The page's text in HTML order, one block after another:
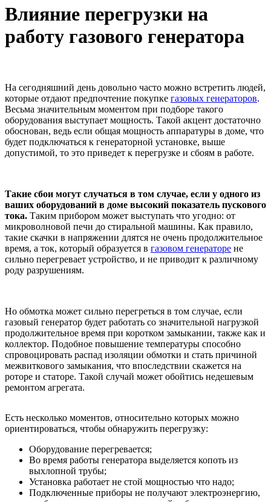
Влияние перегрузки на
работу газового генератора
На сегодняшний день довольно часто можно встретить людей,
которые отдают предпочтение покупке газовых генераторов.
Весьма значительным моментом при подборе такого
оборудования выступает мощность. Такой акцент достаточно
обоснован, ведь если общая мощность аппаратуры в доме, что
будет подключаться к генераторной установке, выше
допустимой, то это приведет к перегрузке и сбоям в работе.
Такие сбои могут случаться в том случае, если у одного из
ваших оборудований в доме высокий показатель пускового
тока. Таким прибором может выступать что угодно: от
микроволновой печи до стиральной машины. Как правило,
такие скачки в напряжении длятся не очень продолжительное
время, а ток, который образуется в газовом генераторе не
сильно перегревает устройство, и не приводит к различному
роду разрушениям.
Но обмотка может сильно перегреться в том случае, если
газовый генератор будет работать со значительной нагрузкой
продолжительное время при коротком замыкании, также как и
коллектор. Подобное повышение температуры способно
спровоцировать распад изоляции обмотки и стать причиной
межвиткового замыкания, что впоследствии скажется на
роторе и статоре. Такой случай может обойтись недешевым
ремонтом агрегата.
Есть несколько моментов, относительно которых можно
ориентироваться, чтобы обнаружить перегрузку:
Оборудование перегревается;
Во время работы генератора выделяется копоть из
выхлопной трубы;
Установка работает не стой мощностью что надо;
Подключенные приборы не получают электроэнергию,